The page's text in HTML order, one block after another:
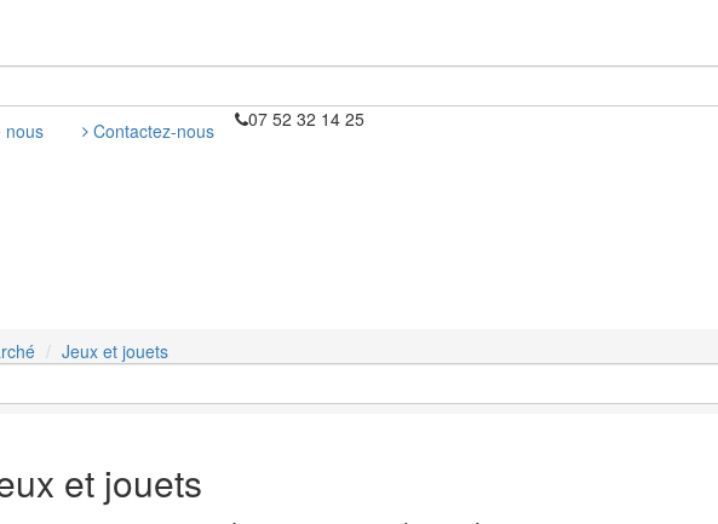
nous Contactez-nous 07 52 32 14 25
Jeux et jouets
et jouets